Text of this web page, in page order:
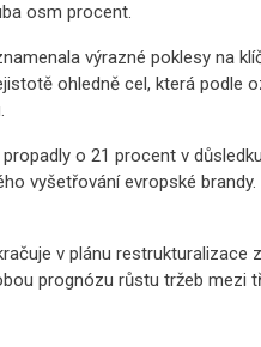
osm procent.
výrazné poklesy na
ohledně cel, která podle
o 21 procent v
vyšetřování evropské
v plánu restrukturalizace
prognózu růstu tržeb mezi